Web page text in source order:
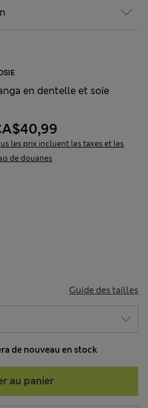
en dentelle et soie
les prix incluent les taxes et les
de douanes
Guide des tailles
de nouveau en stock
au panier